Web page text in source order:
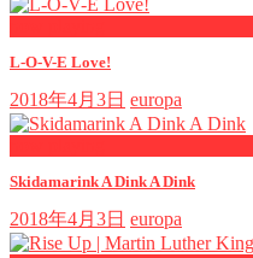
L-O-V-E Love!
2018年4月3日 europa
Skidamarink A Dink A Dink
2018年4月3日 europa